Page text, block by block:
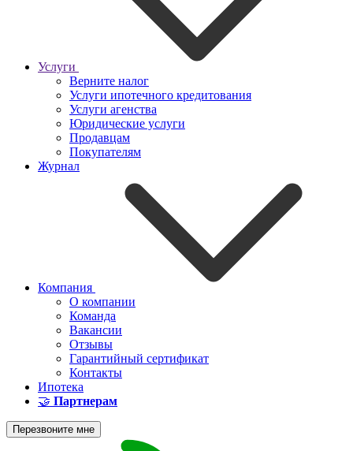
Услуги
Верните налог
Услуги ипотечного кредитования
Услуги агенства
Юридические услуги
Продавцам
Покупателям
Журнал
Компания
О компании
Команда
Вакансии
Отзывы
Гарантийный сертификат
Контакты
Ипотека
🤝 Партнерам
Перезвоните мне